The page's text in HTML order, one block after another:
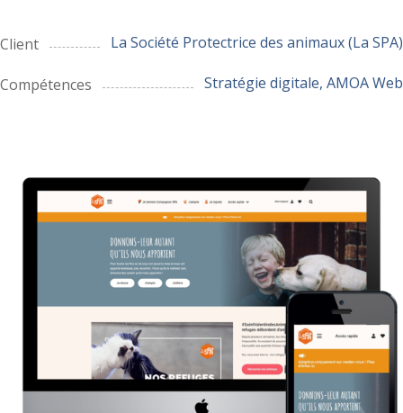
Client La Société Protectrice des animaux (La SPA)
Compétences Stratégie digitale, AMOA Web